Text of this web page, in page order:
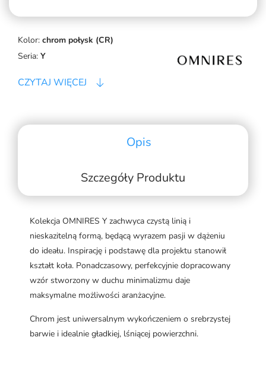
Kolor: chrom połysk (CR)
Seria: Y
CZYTAJ WIĘCEJ
Opis
Szczegóły Produktu
Kolekcja OMNIRES Y zachwyca czystą linią i
nieskazitelną formą, będącą wyrazem pasji w dążeniu
do ideału. Inspirację i podstawę dla projektu stanowił
kształt koła. Ponadczasowy, perfekcyjnie dopracowany
wzór stworzony w duchu minimalizmu daje
maksymalne możliwości aranżacyjne.
Chrom jest uniwersalnym wykończeniem o srebrzystej
barwie i idealnie gładkiej, lśniącej powierzchni.